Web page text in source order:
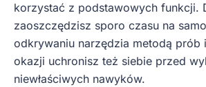
korzystać z podstawowych funkcji.
zaoszczędzisz sporo czasu na
odkrywaniu narzędzia metodą prób
okazji uchronisz też siebie przed
niewłaściwych nawyków.